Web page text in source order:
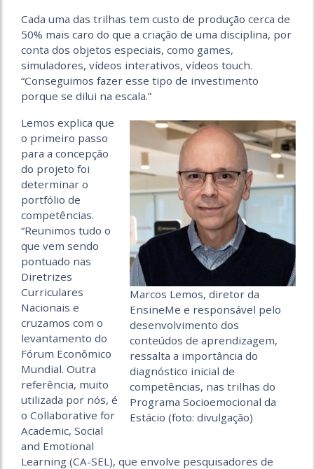
Cada uma das trilhas tem custo de produção cerca de
50% mais caro do que a criação de uma disciplina, por
conta dos objetos especiais, como games,
simuladores, vídeos interativos, vídeos touch.
“Conseguimos fazer esse tipo de investimento
porque se dilui na escala.”
Marcos Lemos, diretor da
EnsineMe e responsável pelo
desenvolvimento dos
conteúdos de aprendizagem,
ressalta a importância do
diagnóstico inicial de
competências, nas trilhas do
Programa Socioemocional da
Estácio (foto: divulgação)
Lemos explica que
o primeiro passo
para a concepção
do projeto foi
determinar o
portfólio de
competências.
“Reunimos tudo o
que vem sendo
pontuado nas
Diretrizes
Curriculares
Nacionais e
cruzamos com o
levantamento do
Fórum Econômico
Mundial. Outra
referência, muito
utilizada por nós, é
o Collaborative for
Academic, Social
and Emotional
Learning (CA-SEL), que envolve pesquisadores de